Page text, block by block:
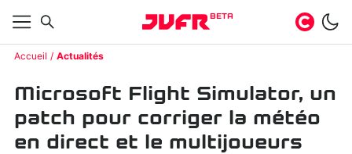
BETA
Accueil Actualités
Microsoft Flight Simulator, un
patch pour corriger la météo
en direct et le multijoueurs